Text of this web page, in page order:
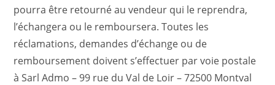
pourra être retourné au vendeur qui le reprendra,
l’échangera ou le remboursera. Toutes les
réclamations, demandes d’échange ou de
remboursement doivent s’effectuer par voie postale
à Sarl Admo – 99 rue du Val de Loir – 72500 Montval